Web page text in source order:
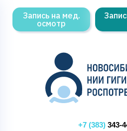
Запись на мед.
осмотр
+7 (383)343-